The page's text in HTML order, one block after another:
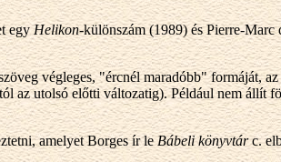
egyHelikon-különszám (1989) és Pierre-Marc
végleges, "ércnél maradóbb" formáját,
az utolsó előtti változatig). Például nem állít
amelyet Borges ír leBábeli könyvtárc.